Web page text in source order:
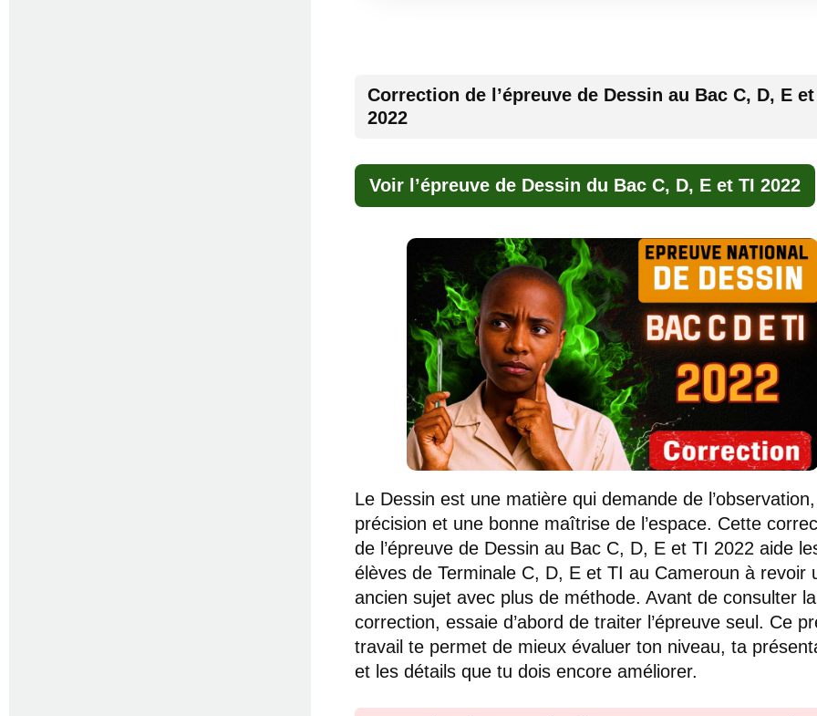
Correction de l’épreuve de Dessin au Bac C, D, E
2022
Voir l’épreuve de Dessin du Bac C, D, E et TI 2022
Le Dessin est une matière qui demande de
précision et une bonne maîtrise de l’espace. Cette
de l’épreuve de Dessin au Bac C, D, E et TI 2022 aide
élèves de Terminale C, D, E et TI au Cameroun à revoir
ancien sujet avec plus de méthode. Avant de consulter la
correction, essaie d’abord de traiter l’épreuve seul. Ce
travail te permet de mieux évaluer ton niveau, ta
et les détails que tu dois encore améliorer.